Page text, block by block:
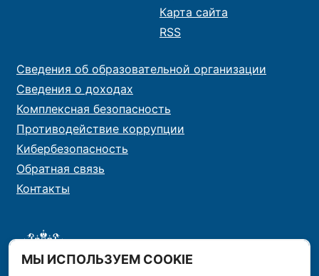
МЫ ИСПОЛЬЗУЕМ COOKIE
Карта сайта
RSS
Сведения об образовательной организации
Сведения о доходах
Комплексная безопасность
Противодействие коррупции
Кибербезопасность
Обратная связь
Контакты